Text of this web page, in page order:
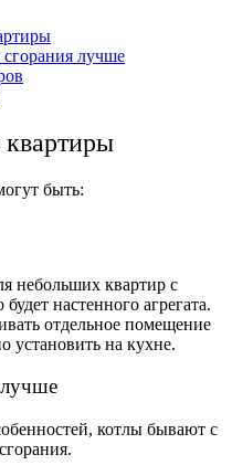
лучше
квартиры
быть:
небольших квартир с
настенного агрегата.
отдельное помещение
установить на кухне.
котлы бывают с